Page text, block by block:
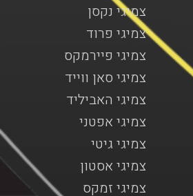
צמיגי נקסן
צמיגי פרוד
צמיגי פיירמקס
צמיגי סאן ווייד
צמיגי האביליד
צמיגי אפטני
צמיגי גיטי
צמיגי אסטון
צמיגי זמקס